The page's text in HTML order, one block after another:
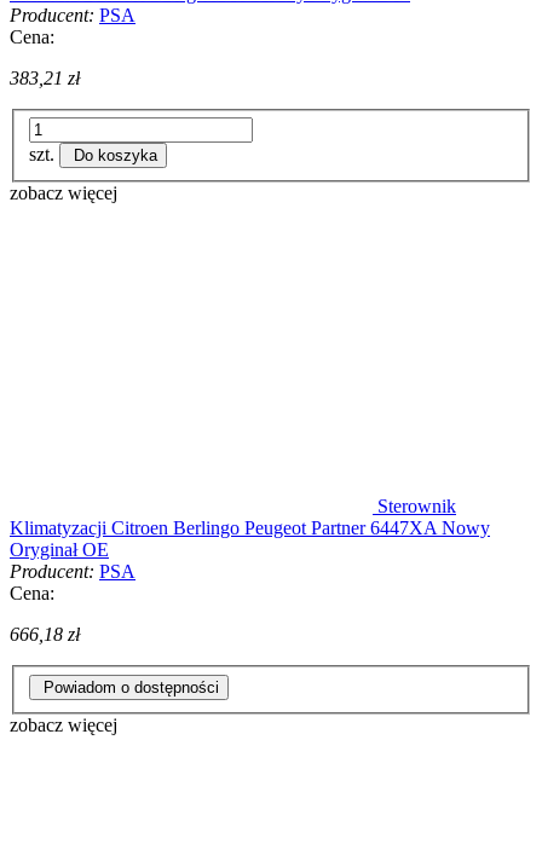
Producent: PSA
Cena:
383,21 zł
szt. Do koszyka
zobacz więcej
Sterownik
Klimatyzacji Citroen Berlingo Peugeot Partner 6447XA Nowy
Oryginał OE
Producent: PSA
Cena:
666,18 zł
Powiadom o dostępności
zobacz więcej